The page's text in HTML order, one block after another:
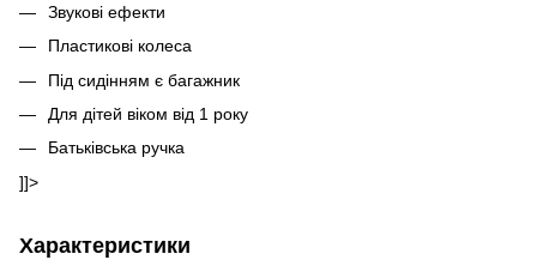
Звукові ефекти
Пластикові колеса
Під сидінням є багажник
Для дітей віком від 1 року
Батьківська ручка
]]>
Характеристики